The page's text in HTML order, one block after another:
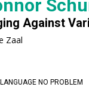
Against
Zaal
LANGUAGE NO PROBLEM